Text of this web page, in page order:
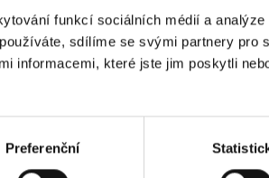
funkcí sociálních médií a
sdílíme se svými partnery pro
informacemi, které jste jim poskytli
Preferenční